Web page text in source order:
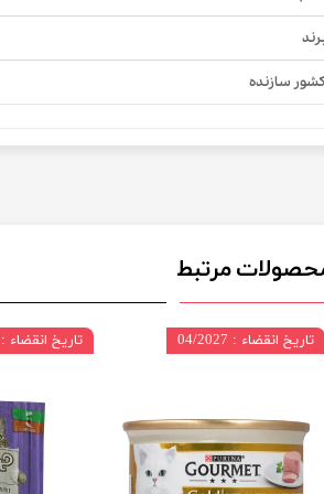
کشور سازنده
مرتبط
تاریخ انقضاء : 06/2027 تاریخ انقضاء : 04/2027